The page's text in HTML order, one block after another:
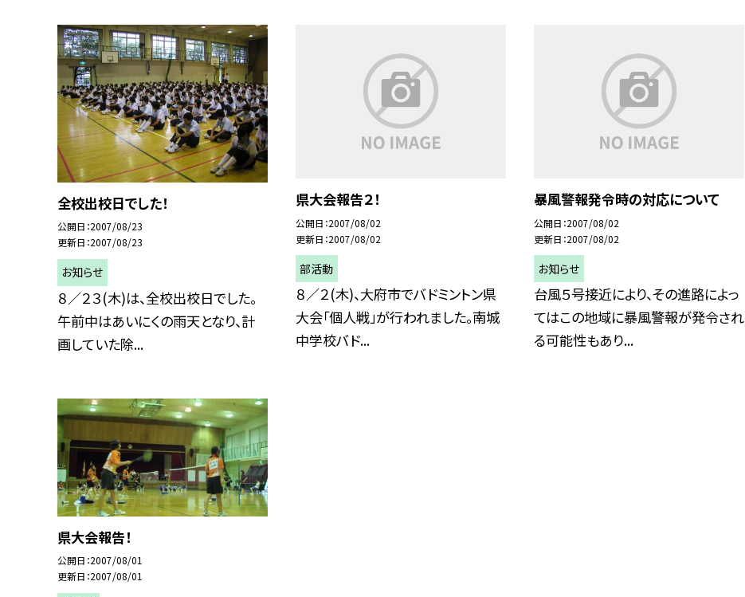
全校出校日でした！
公開日 2007/08/23
更新日 2007/08/23
お知らせ
８／２３(木)は、全校出校日でした。
午前中はあいにくの雨天となり、計
画していた除...
県大会報告２！
公開日 2007/08/02
更新日 2007/08/02
部活動
８／２(木)、大府市でバドミントン県
大会「個人戦」が行われました。南城
中学校バド...
暴風警報発令時の対応について
公開日 2007/08/02
更新日 2007/08/02
お知らせ
台風５号接近により、その進路によっ
てはこの地域に暴風警報が発令され
る可能性もあり...
県大会報告！
公開日 2007/08/01
更新日 2007/08/01